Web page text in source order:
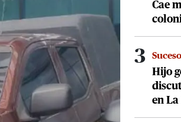
Cae
3
Hijo
en La